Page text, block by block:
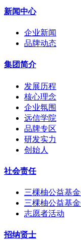
新闻中心
企业新闻
品牌动态
集团简介
发展历程
核心理念
企业氛围
远信学院
品牌专区
研发实力
创始人
社会责任
三棵柚公益基
三棵柚公益基
志愿者活动
招纳贤士